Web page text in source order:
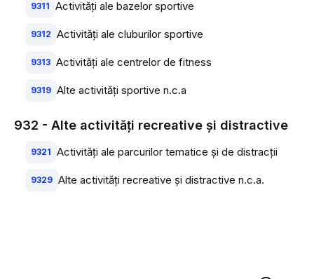
9311 Activităţi ale bazelor sportive
9312 Activităţi ale cluburilor sportive
9313 Activităţi ale centrelor de fitness
9319 Alte activităţi sportive n.c.a
932 - Alte activităţi recreative şi distractive
9321 Activităţi ale parcurilor tematice şi de distracţii
9329 Alte activităţi recreative şi distractive n.c.a.